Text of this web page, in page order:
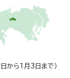
から1月3日まで）